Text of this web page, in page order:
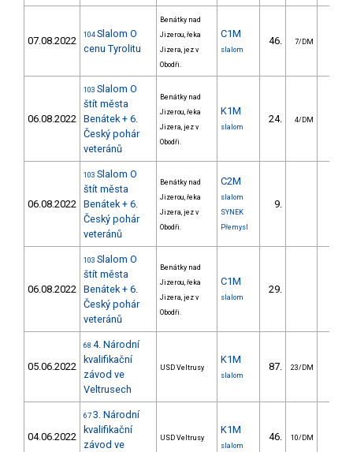
07.08.2022 104 Slalom O
cenu Tyrolitu
Benátky nad
Jizerou, řeka
Jizera, jez v
Obodři.
C1M
slalom
46. 7/DM
06.08.2022
103 Slalom O
štít města
Benátek + 6.
Český pohár
veteránů
Benátky nad
Jizerou, řeka
Jizera, jez v
Obodři.
K1M
slalom
24. 4/DM
06.08.2022
103 Slalom O
štít města
Benátek + 6.
Český pohár
veteránů
Benátky nad
Jizerou, řeka
Jizera, jez v
Obodři.
C2M
slalom
SYNEK
Přemysl
9.
06.08.2022
103 Slalom O
štít města
Benátek + 6.
Český pohár
veteránů
Benátky nad
Jizerou, řeka
Jizera, jez v
Obodři.
C1M
slalom
29.
05.06.2022
68 4. Národní
kvalifikační
závod ve
Veltrusech
USD Veltrusy
K1M
slalom
87. 23/DM
04.06.2022
67 3. Národní
kvalifikační
závod ve
USD Veltrusy
K1M
slalom
46. 10/DM